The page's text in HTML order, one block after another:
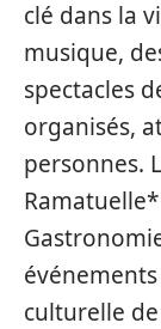
clé dans la
musique,
spectacles
organisés,
personnes.
culturelle